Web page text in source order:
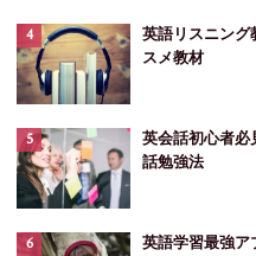
英語リスニング
スメ教材
英会話初心者必
話勉強法
英語学習最強ア